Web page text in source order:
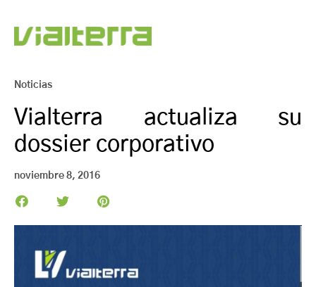
Noticias
Vialterra actualiza su
dossier corporativo
noviembre 8, 2016